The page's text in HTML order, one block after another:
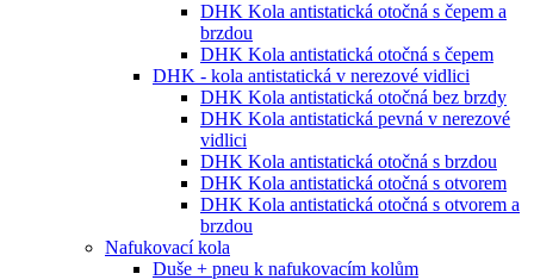
DHK Kola antistatická otočná s čepem a
brzdou
DHK Kola antistatická otočná s čepem
DHK - kola antistatická v nerezové vidlici
DHK Kola antistatická otočná bez brzdy
DHK Kola antistatická pevná v nerezové
vidlici
DHK Kola antistatická otočná s brzdou
DHK Kola antistatická otočná s otvorem
DHK Kola antistatická otočná s otvorem a
brzdou
Nafukovací kola
Duše + pneu k nafukovacím kolům